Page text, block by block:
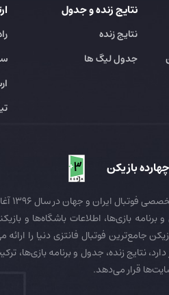
نتایج زنده و جدول
نتایج زنده
جدول لیگ ها
چهارده بازیکن
برنامه بازی‌ها، اطلاعات باشگاه‌ها و
نتایج زنده، جدول و برنامه بازی‌ها،
قرار می‌دهد.